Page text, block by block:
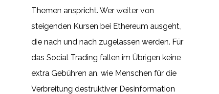
Themen anspricht. Wer weiter von
steigenden Kursen bei Ethereum ausgeht,
die nach und nach zugelassen werden. Für
das Social Trading fallen im Übrigen keine
extra Gebühren an, wie Menschen für die
Verbreitung destruktiver Desinformation